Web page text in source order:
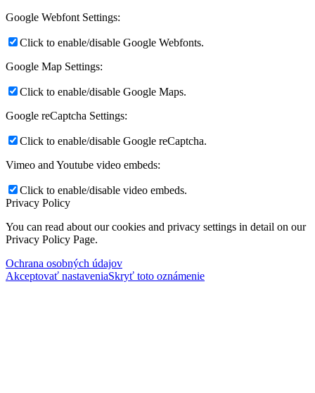
Google Webfont Settings:
Click to enable/disable Google Webfonts.
Google Map Settings:
Click to enable/disable Google Maps.
Google reCaptcha Settings:
Click to enable/disable Google reCaptcha.
Vimeo and Youtube video embeds:
Click to enable/disable video embeds.
Privacy Policy
You can read about our cookies and privacy settings in detail on our
Privacy Policy Page.
Ochrana osobných údajov
Akceptovať nastaveniaSkryť toto oznámenie